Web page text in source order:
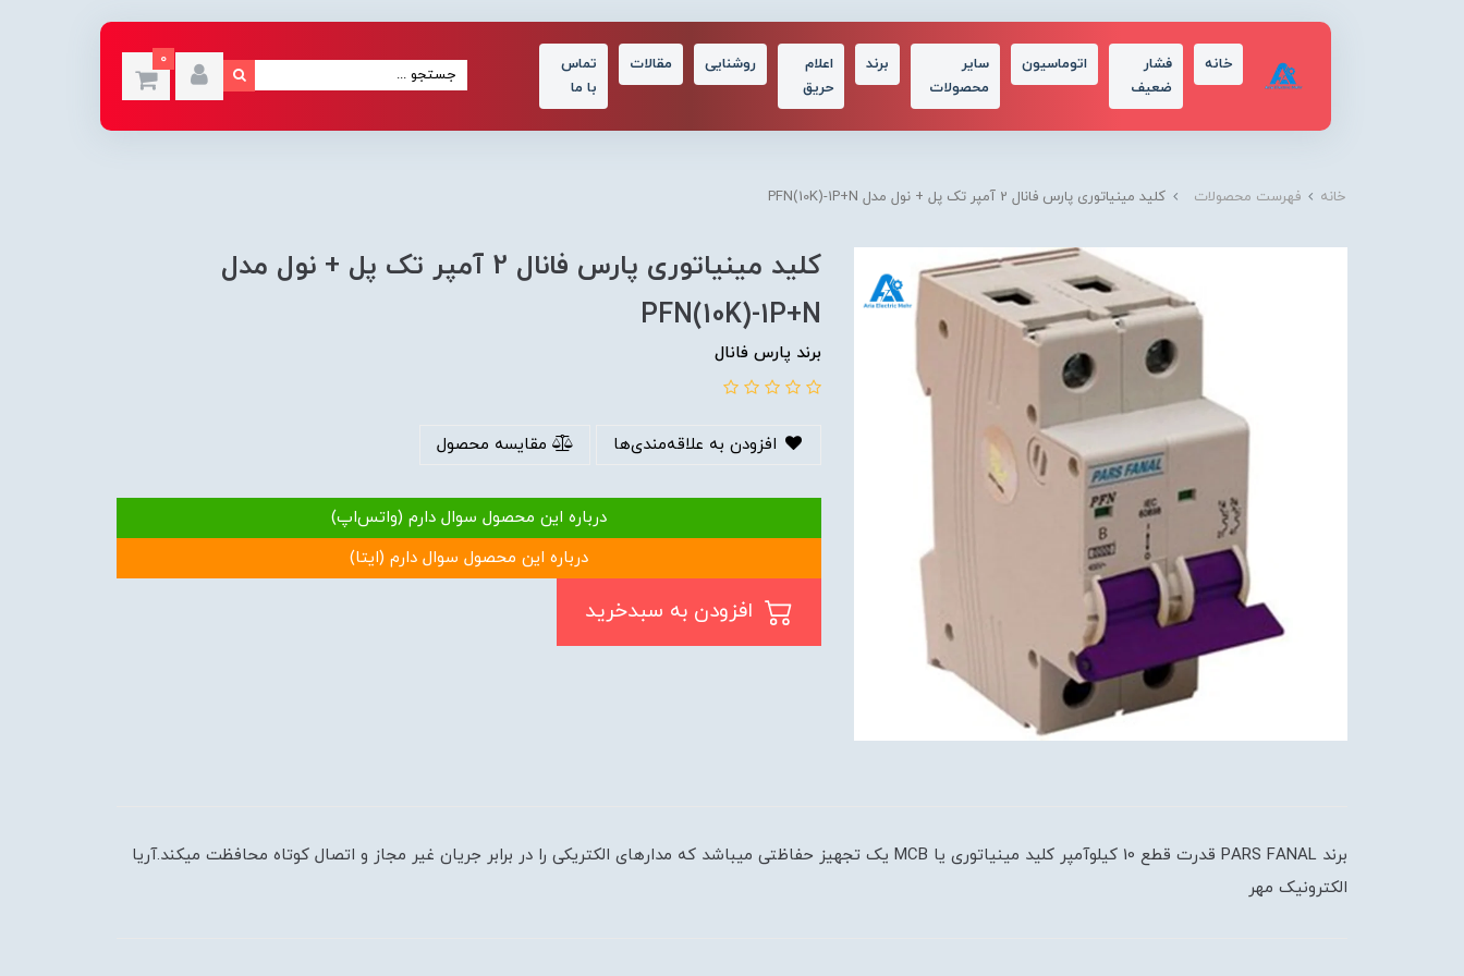
خانه
فشار
ضعیف
اتوماسیون
سایر
محصولات
برند
اعلام
حریق
روشنایی مقالات
تماس
با ما
0
خانه فهرست محصولات کلید مینیاتوری پارس فانال 2 آمپر تک پل + نول مدل PFN(10K)-1P+N
کلید مینیاتوری پارس فانال 2 آمپر تک پل + نول مدل
PFN(10K)-1P+N
برند پارس فانال
مقایسه محصول
درباره این محصول سوال دارم (واتس‌اپ)
درباره این محصول سوال دارم (ایتا)
برند PARS FANAL قدرت قطع 10 کیلوآمپر کلید مینیاتوری یا MCB یک تجهیز حفاظتی میباشد که مدارهای الکتریکی را در برابر جریان غیر مجاز و اتصال کوتاه محافظت میکند.آریا
الکترونیک مهر